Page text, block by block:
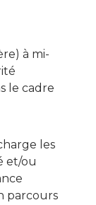
à mi-
le cadre
les
et/ou
parcours